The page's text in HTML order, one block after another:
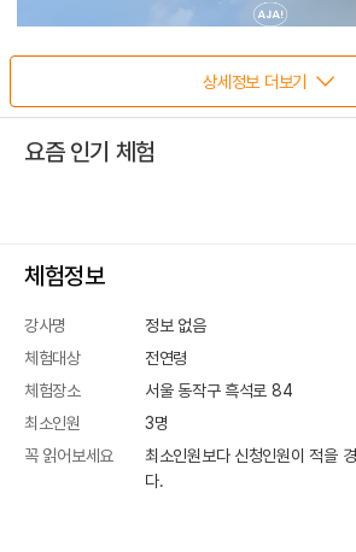
상세정보 더보기
요즘 인기 체험
체험정보
강사명
정보 없음
체험대상
전연령
체험장소
서울 동작구 흑석로 84
최소인원
3명
꼭 읽어보세요
최소인원보다 신청인원이 적을
다.